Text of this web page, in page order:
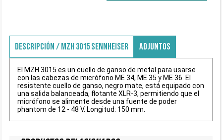
DESCRIPCIÓN / MZH 3015 SENNHEISER ADJUNTOS
El MZH 3015 es un cuello de ganso de metal para usarse
con las cabezas de micrófono ME 34, ME 35 y ME 36. El
resistente cuello de ganso, negro mate, está equipado con
una salida balanceada, flotante XLR-3, permitiendo que el
micrófono se alimente desde una fuente de poder
phantom de 12 - 48 V. Longitud: 150 mm.